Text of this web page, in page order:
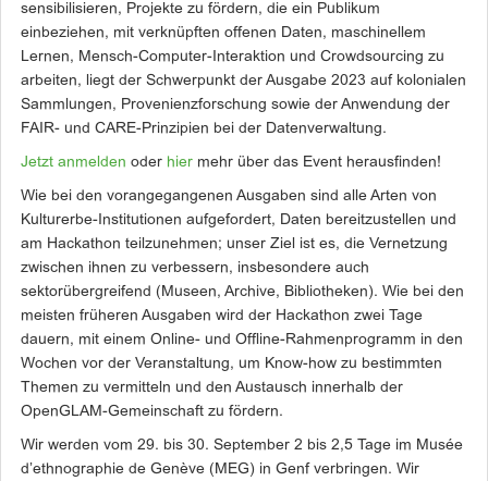
sensibilisieren, Projekte zu fördern, die ein Publikum
einbeziehen, mit verknüpften offenen Daten, maschinellem
Lernen, Mensch-Computer-Interaktion und Crowdsourcing zu
arbeiten, liegt der Schwerpunkt der Ausgabe 2023 auf kolonialen
Sammlungen, Provenienzforschung sowie der Anwendung der
FAIR- und CARE-Prinzipien bei der Datenverwaltung.
Jetzt anmelden oder hier mehr über das Event herausfinden!
Wie bei den vorangegangenen Ausgaben sind alle Arten von
Kulturerbe-Institutionen aufgefordert, Daten bereitzustellen und
am Hackathon teilzunehmen; unser Ziel ist es, die Vernetzung
zwischen ihnen zu verbessern, insbesondere auch
sektorübergreifend (Museen, Archive, Bibliotheken). Wie bei den
meisten früheren Ausgaben wird der Hackathon zwei Tage
dauern, mit einem Online- und Offline-Rahmenprogramm in den
Wochen vor der Veranstaltung, um Know-how zu bestimmten
Themen zu vermitteln und den Austausch innerhalb der
OpenGLAM-Gemeinschaft zu fördern.
Wir werden vom 29. bis 30. September 2 bis 2,5 Tage im Musée
d’ethnographie de Genève (MEG) in Genf verbringen. Wir